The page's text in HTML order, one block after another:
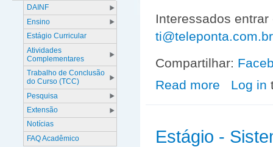
DAINF
Ensino
Estágio Curricular
Atividades
Complementares
Trabalho de Conclusão
do Curso (TCC)
Pesquisa
Extensão
Notícias
FAQ Acadêmico
Interessados
ti@teleponta.com.br
Compartilhar:
Read more about Vaga de
Log in
Estágio -